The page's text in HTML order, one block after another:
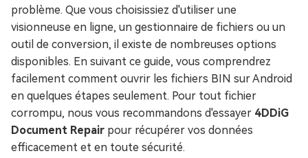
problème. Que vous choisissiez d'utiliser une
visionneuse en ligne, un gestionnaire de fichiers ou un
outil de conversion, il existe de nombreuses options
disponibles. En suivant ce guide, vous comprendrez
facilement comment ouvrir les fichiers BIN sur Android
en quelques étapes seulement. Pour tout fichier
corrompu, nous vous recommandons d'essayer 4DDiG
Document Repair pour récupérer vos données
efficacement et en toute sécurité.